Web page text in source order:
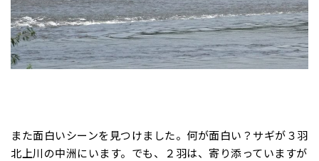
また面白いシーンを見つけました。何が面白い？サギが３羽
北上川の中洲にいます。でも、２羽は、寄り添っていますが